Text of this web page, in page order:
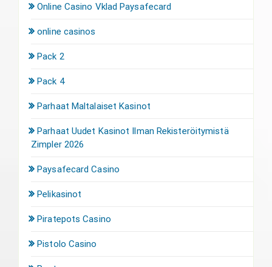
Online Casino Vklad Paysafecard
online casinos
Pack 2
Pack 4
Parhaat Maltalaiset Kasinot
Parhaat Uudet Kasinot Ilman Rekisteröitymistä
Zimpler 2026
Paysafecard Casino
Pelikasinot
Piratepots Casino
Pistolo Casino